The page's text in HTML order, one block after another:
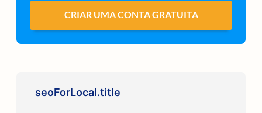
CRIAR UMA CONTA GRATUITA
seoForLocal.title